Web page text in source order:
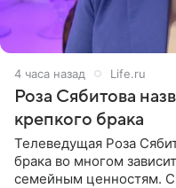
4 часа назад Life.ru
Роза Сябитова
крепкого брака
Телеведущая Роза
брака во многом
семейным ценностям.